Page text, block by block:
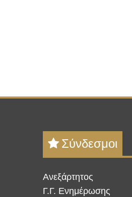
Σύνδεσμοι
Ανεξάρτητος
Γ.Γ. Ενημέρωσης